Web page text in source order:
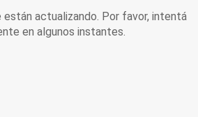
están actualizando. Por favor, intentá
en algunos instantes.